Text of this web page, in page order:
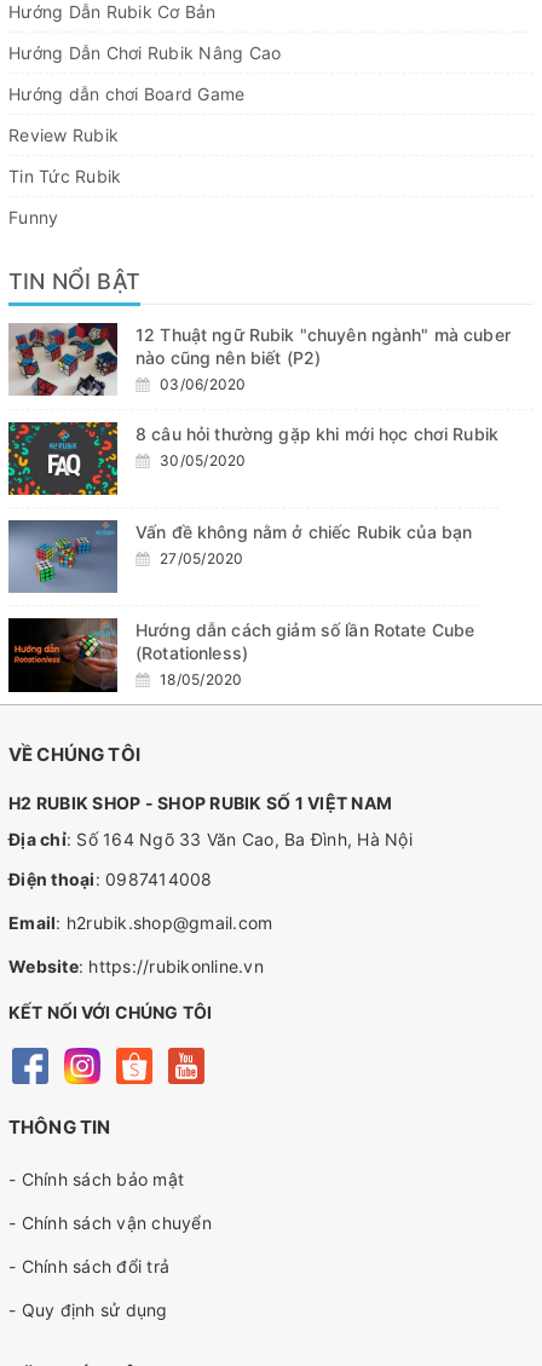
Hướng Dẫn Rubik Cơ Bản
Hướng Dẫn Chơi Rubik Nâng Cao
Hướng dẫn chơi Board Game
Review Rubik
Tin Tức Rubik
Funny
TIN NỔI BẬT
12 Thuật ngữ Rubik "chuyên ngành" mà cuber
nào cũng nên biết (P2)
03/06/2020
8 câu hỏi thường gặp khi mới học chơi Rubik
30/05/2020
Vấn đề không nằm ở chiếc Rubik của bạn
27/05/2020
Hướng dẫn cách giảm số lần Rotate Cube
(Rotationless)
18/05/2020
VỀ CHÚNG TÔI
H2 RUBIK SHOP - SHOP RUBIK SỐ 1 VIỆT NAM
Địa chỉ: Số 164 Ngõ 33 Văn Cao, Ba Đình, Hà Nội
Điện thoại: 0987414008
Email: h2rubik.shop@gmail.com
Website: https://rubikonline.vn
KẾT NỐI VỚI CHÚNG TÔI
THÔNG TIN
- Chính sách bảo mật
- Chính sách vận chuyển
- Chính sách đổi trả
- Quy định sử dụng